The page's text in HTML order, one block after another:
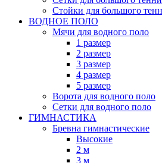
Стойки для большого
ВОДНОЕ ПОЛО
Мячи для водного поло
1 размер
2 размер
3 размер
4 размер
5 размер
Ворота для водного поло
Сетки для водного поло
ГИМНАСТИКА
Бревна гимнастические
Высокие
2 м
3 м